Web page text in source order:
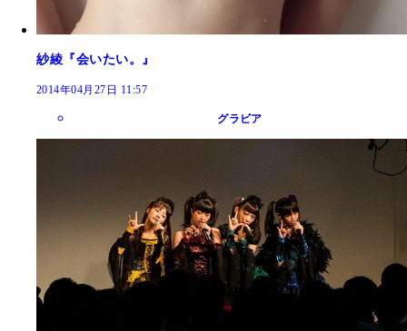
紗綾『会いたい。』
2014年04月27日 11:57
グラビア